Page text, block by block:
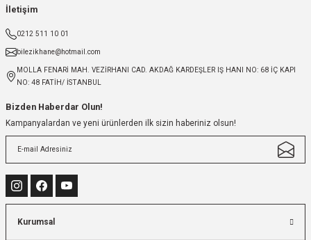
İletişim
0212 511 10 01
bilezikhane@hotmail.com
MOLLA FENARİ MAH. VEZİRHANI CAD. AKDAĞ KARDEŞLER IŞ HANI NO: 68 İÇ KAPI
NO: 48 FATİH/ İSTANBUL
Bizden Haberdar Olun!
Kampanyalardan ve yeni ürünlerden ilk sizin haberiniz olsun!
Kurumsal